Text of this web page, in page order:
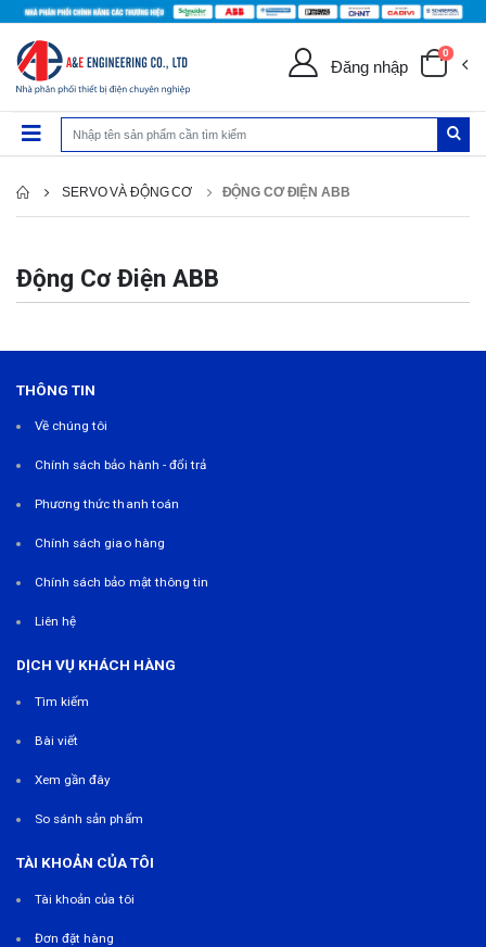
Đăng nhập
0
SERVO VÀ ĐỘNG CƠ ĐỘNG CƠ ĐIỆN ABB
Động Cơ Điện ABB
THÔNG TIN
Về chúng tôi
Chính sách bảo hành - đổi trả
Phương thức thanh toán
Chính sách giao hàng
Chính sách bảo mật thông tin
Liên hệ
DỊCH VỤ KHÁCH HÀNG
Tìm kiếm
Bài viết
Xem gần đây
So sánh sản phẩm
TÀI KHOẢN CỦA TÔI
Tài khoản của tôi
Đơn đặt hàng